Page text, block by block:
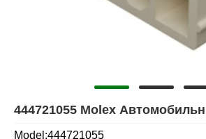
444721055 Molex
Model:444721055